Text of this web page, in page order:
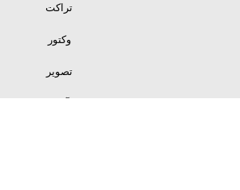
تراکت
وکتور
تصویر